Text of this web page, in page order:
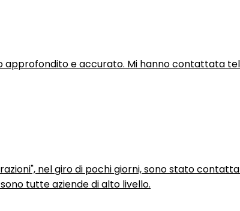
approfondito e accurato. Mi hanno contattata
nel giro di pochi giorni, sono stato
tutte aziende di alto livello.